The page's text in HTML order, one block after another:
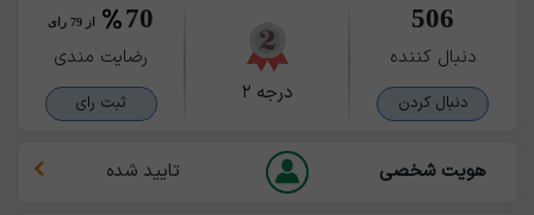
506
دنبال کننده
دنبال کردن درجه ۲
70 از 79 رای
رضایت مندی
ثبت رای
هویت شخصی تایید شده